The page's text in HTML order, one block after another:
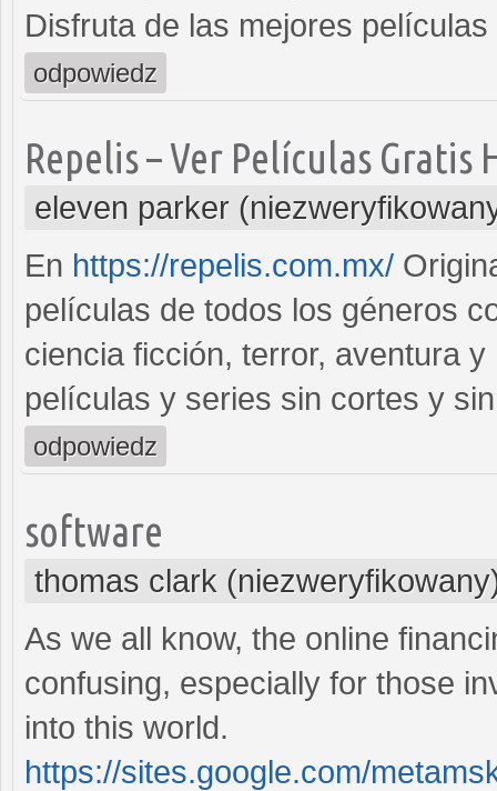
Disfruta de las mejores
odpowiedz
Repelis – Ver Películas Gratis
eleven parker
En https://repelis.com.mx/
películas de todos los géneros
ciencia ficción, terror, aventura
películas y series sin cortes y
odpowiedz
software
thomas clark
As we all know, the online
confusing, especially for those
into this world.
https://sites.google.com/